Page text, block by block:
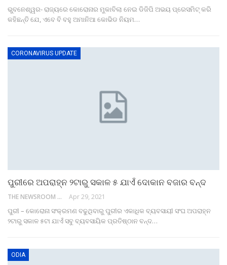
ଭୁବନେଶ୍ୱର- ରାଜ୍ୟରେ କୋରୋନାର ମୁକାବିଲା ନେଇ ଡିଜିପି ଅଭୟ ପ୍ରେସମିଟ୍ କରି
କହିଛନ୍ତି ଯେ, ଏବେ ବି ବହୁ ଅମାନିଆ କୋଭିଡ ନିୟମ…
CORONAVIRUS UPDATE
ପୁରୀରେ ଅପରାହ୍ନ ୨ଟାରୁ ସକାଳ ୫ ଯାଏଁ ଦୋକାନ ବଜାର ବନ୍ଦ
THE NEWSROOM NETWORK Apr 29, 2021
ପୁରୀ – କୋରୋନା ସଂକ୍ରମଣ ବଢୁଥିବାରୁ ପୁରୀର ଏକାଧିକ ବ୍ୟବସାୟୀ ସଂଘ ଅପରାହ୍ନ
୨ଟାରୁ ସକାଳ ୫ଟା ଯାଏଁ ସବୁ ବ୍ୟବସାୟିକ ପ୍ରତିଷ୍ଠାନ ବନ୍ଦ…
ODIA